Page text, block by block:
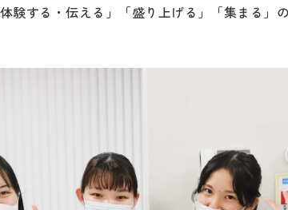
験する・伝える」「盛り上げる」「集まる」